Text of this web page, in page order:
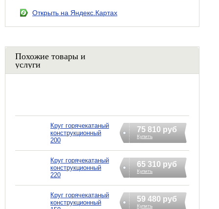
Открыть на Яндекс.Картах
Похожие товары и
услуги
Круг горячекатаный
конструкционный
200
75 810 руб
Купить
Круг горячекатаный
конструкционный
220
65 310 руб
Купить
Круг горячекатаный
конструкционный
59 480 руб
Купить